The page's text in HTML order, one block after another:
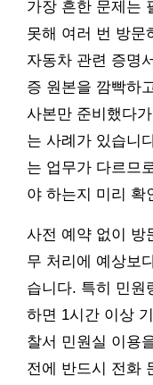
가장 흔한 문제는
못해 여러 번 방문
자동차 관련 증명
증 원본을 깜빡하
사본만 준비했다
는 사례가 있습니
는 업무가 다르므
야 하는지 미리 확
사전 예약 없이 방
무 처리에 예상보
습니다. 특히 민원
하면 1시간 이상
찰서 민원실 이용
전에 반드시 전화